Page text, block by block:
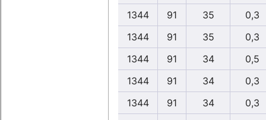
1344
91 35
0,3
1344
91 35
0,3
1344
91 34
0,5
1344
91 34
0,3
1344
91 34
0,3